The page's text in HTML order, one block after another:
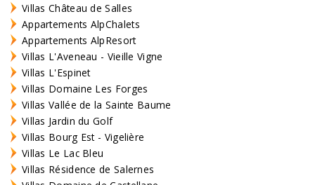
Villas Château de Salles
Appartements AlpChalets
Appartements AlpResort
Villas L'Aveneau - Vieille Vigne
Villas L'Espinet
Villas Domaine Les Forges
Villas Vallée de la Sainte Baume
Villas Jardin du Golf
Villas Bourg Est - Vigelière
Villas Le Lac Bleu
Villas Résidence de Salernes